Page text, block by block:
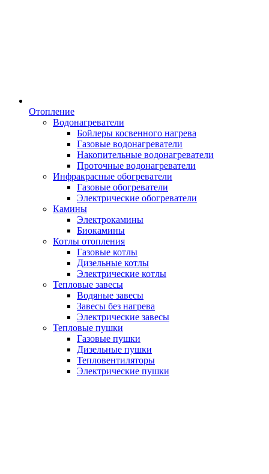
Отопление
Водонагреватели
Бойлеры косвенного нагрева
Газовые водонагреватели
Накопительные водонагреватели
Проточные водонагреватели
Инфракрасные обогреватели
Газовые обогреватели
Электрические обогреватели
Камины
Электрокамины
Биокамины
Котлы отопления
Газовые котлы
Дизельные котлы
Электрические котлы
Тепловые завесы
Водяные завесы
Завесы без нагрева
Электрические завесы
Тепловые пушки
Газовые пушки
Дизельные пушки
Тепловентиляторы
Электрические пушки